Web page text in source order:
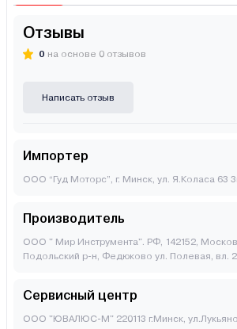
Отзывы
0 на основе 0 отзывов
Написать отзыв
Импортер
ООО “Гуд Моторс”, г. Минск, ул. Я.Коласа 63
Производитель
ООО " Мир Инструмента". РФ, 142152,
Подольский р-н, Федюково ул. Полевая, вл.
Сервисный центр
ООО "ЮВАЛЮС-М" 220113 г.Минск,